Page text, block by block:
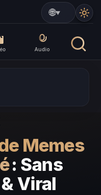
Audio
▼
Memes
: Sans
Viral